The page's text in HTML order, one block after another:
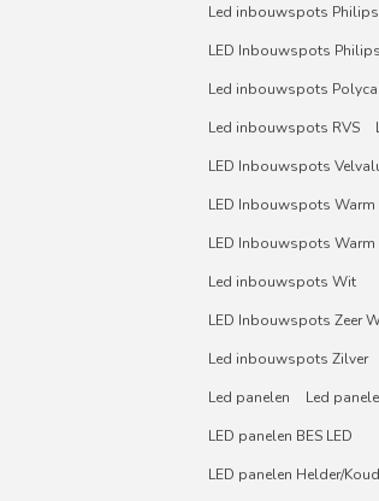
Led inbouwspots Philips
LED Inbouwspots
Led inbouwspots
Led inbouwspots RVS
LED Inbouwspots
LED Inbouwspots
LED Inbouwspots
Led inbouwspots Wit
LED Inbouwspots Zeer
Led inbouwspots Zilver
Led panelen
Led
LED panelen BES LED
LED panelen Helder/